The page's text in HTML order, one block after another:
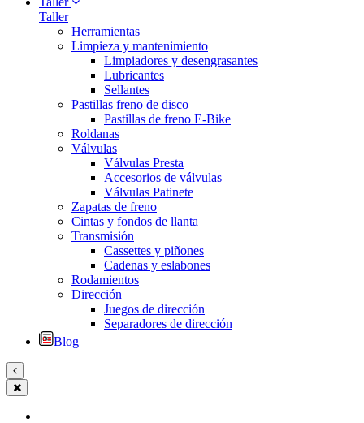
Taller
Herramientas
Limpieza y mantenimiento
Limpiadores y desengrasantes
Lubricantes
Sellantes
Pastillas freno de disco
Pastillas de freno E-Bike
Roldanas
Válvulas
Válvulas Presta
Accesorios de válvulas
Válvulas Patinete
Zapatas de freno
Cintas y fondos de llanta
Transmisión
Cassettes y piñones
Cadenas y eslabones
Rodamientos
Dirección
Juegos de dirección
Separadores de dirección
Blog